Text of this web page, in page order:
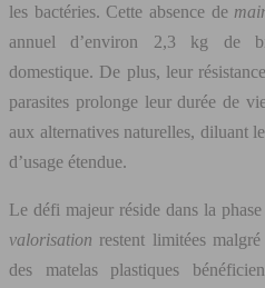
les bactéries. Cette absence de
annuel d’environ 2,3 kg de
domestique. De plus, leur
parasites prolonge leur durée de
aux alternatives naturelles, diluant
d’usage étendue.
Le défi majeur réside dans la
valorisation restent limitées
des matelas plastiques